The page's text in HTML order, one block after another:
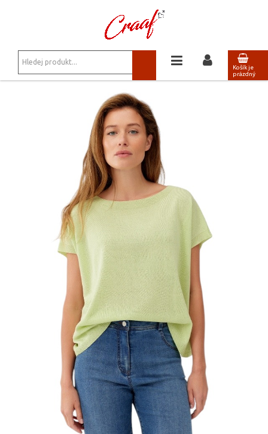
Košík je
prázdný
HALENKY, TOPY, KOŠILE